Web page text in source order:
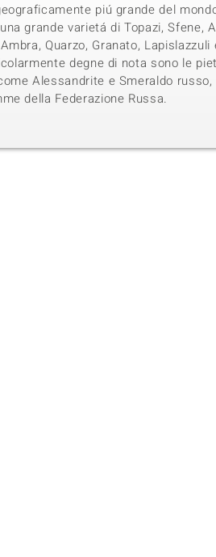
piú grande del
grande varietá di Topazi, Sfene,
Quarzo, Granato, Lapislazzuli
degne di nota sono le
Alessandrite e Smeraldo
della Federazione Russa.